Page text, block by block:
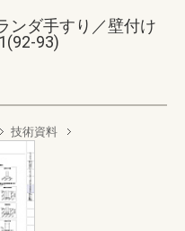
ダ手すり／壁付け
93)
技術資料